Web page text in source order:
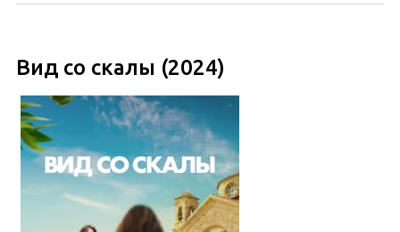
Вид со скалы (2024)